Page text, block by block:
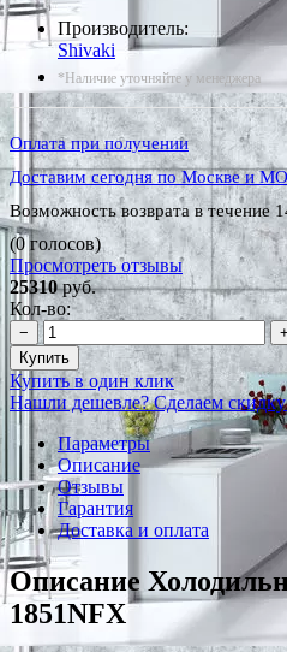
Производитель:
Shivaki
*Наличие уточняйте у менеджера
Оплата при получении
Доставим сегодня по Москве и МО
Возможность возврата в течение
(0 голосов)
Просмотреть отзывы
25310руб.
Кол-во:
−
+
Купить
Купить в один клик
Нашли дешевле? Сделаем
Параметры
Описание
Отзывы
Гарантия
Доставка и оплата
Описание
1851NFX